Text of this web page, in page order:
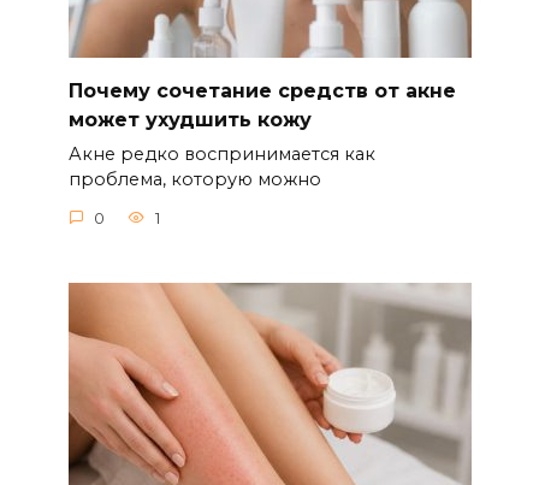
Почему сочетание средств от акне
может ухудшить кожу
Акне редко воспринимается как
проблема, которую можно
0 1